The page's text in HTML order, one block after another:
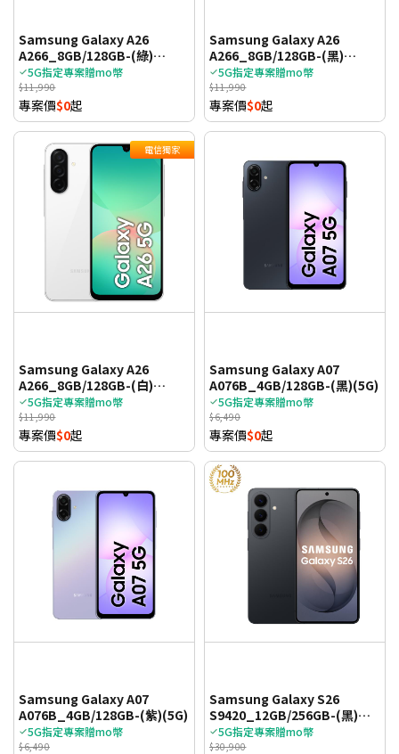
Samsung Galaxy A26
A266_8GB/128GB-(綠)
(5G)_TWM
5G指定專案贈mo幣
$11,990
專案價$0起
Samsung Galaxy A26
A266_8GB/128GB-(黑)
(5G)_TWM
5G指定專案贈mo幣
$11,990
專案價$0起
電信獨家
Samsung Galaxy A26
A266_8GB/128GB-(白)
(5G)_TWM
5G指定專案贈mo幣
$11,990
專案價$0起
Samsung Galaxy A07
A076B_4GB/128GB-(黑)(5G)
5G指定專案贈mo幣
$6,490
專案價$0起
Samsung Galaxy A07
A076B_4GB/128GB-(紫)(5G)
5G指定專案贈mo幣
$6,490
Samsung Galaxy S26
S9420_12GB/256GB-(黑)
(5G)
5G指定專案贈mo幣
$30,900